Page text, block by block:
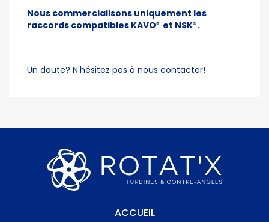
Nous commercialisons uniquement les
raccords compatibles KAVO® et NSK® .
Un doute? N'hésitez pas à nous contacter!
ACCUEIL